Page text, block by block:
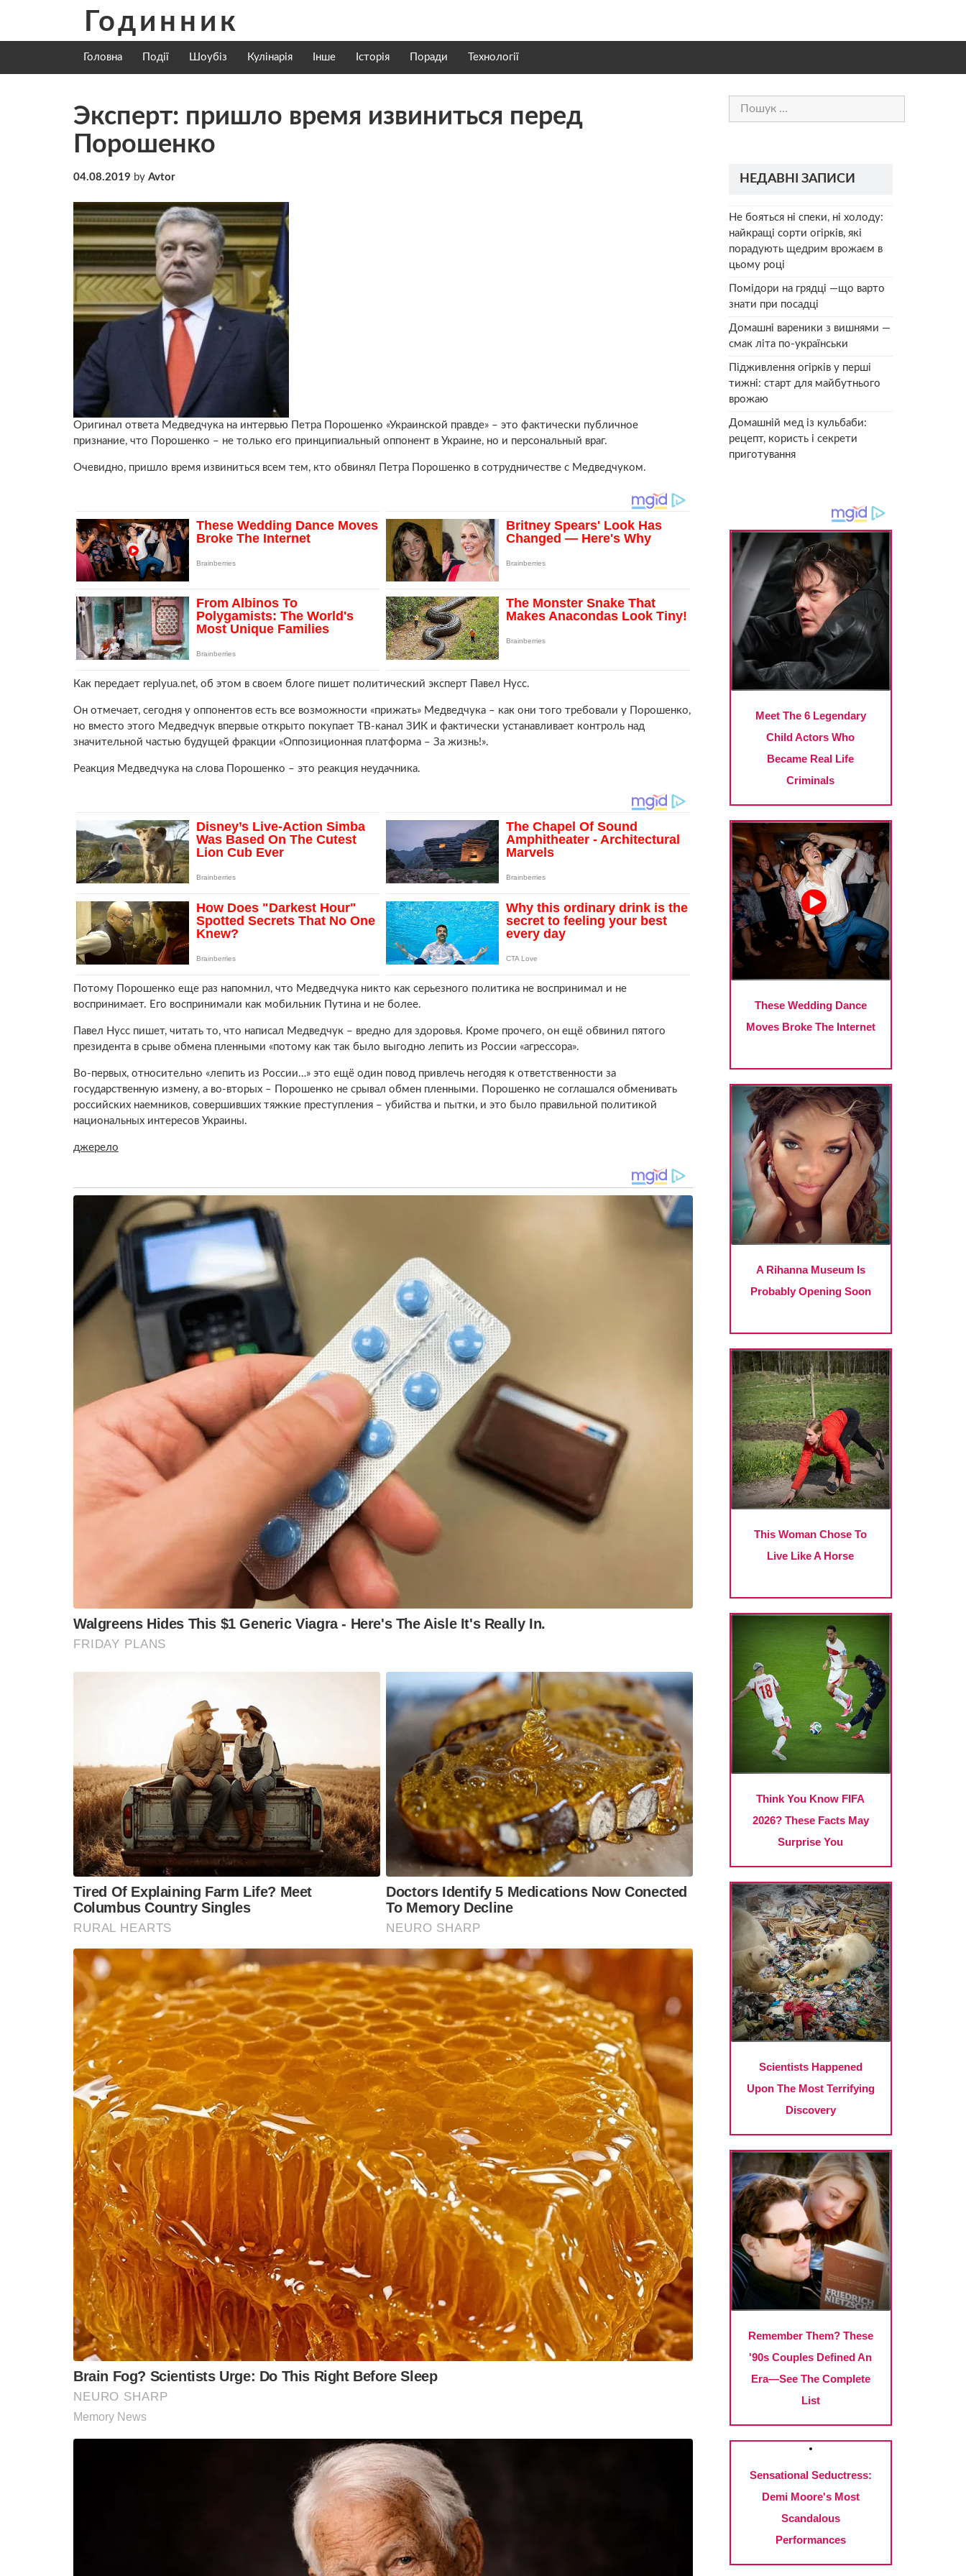
content
Годинник
Головна Події Шоубіз Кулінарія Інше Історія Поради Технології
Эксперт: пришло время извиниться перед
Порошенко
04.08.2019 by Avtor
Оригинал ответа Медведчука на интервью Петра Порошенко «Украинской правде» – это фактически публичное
признание, что Порошенко – не только его принципиальный оппонент в Украине, но и персональный враг.
Очевидно, пришло время извиниться всем тем, кто обвинял Петра Порошенко в сотрудничестве с Медведчуком.
Как передает replyua.net, об этом в своем блоге пишет политический эксперт Павел Нусс.
Он отмечает, сегодня у оппонентов есть все возможности «прижать» Медведчука – как они того требовали у Порошенко,
но вместо этого Медведчук впервые открыто покупает ТВ-канал ЗИК и фактически устанавливает контроль над
значительной частью будущей фракции «Оппозиционная платформа – За жизнь!».
Реакция Медведчука на слова Порошенко – это реакция неудачника.
Потому Порошенко еще раз напомнил, что Медведчука никто как серьезного политика не воспринимал и не
воспринимает. Его воспринимали как мобильник Путина и не более.
Павел Нусс пишет, читать то, что написал Медведчук – вредно для здоровья. Кроме прочего, он ещё обвинил пятого
президента в срыве обмена пленными «потому как так было выгодно лепить из России «агрессора».
Во-первых, относительно «лепить из России…» это ещё один повод привлечь негодяя к ответственности за
государственную измену, а во-вторых – Порошенко не срывал обмен пленными. Порошенко не соглашался обменивать
российских наемников, совершивших тяжкие преступления – убийства и пытки, и это было правильной политикой
национальных интересов Украины.
джерело
Пошук:
НЕДАВНІ ЗАПИСИ
Не бояться ні спеки, ні холоду:
найкращі сорти огірків, які
порадують щедрим врожаєм в
цьому році
Помідори на грядці —що варто
знати при посадці
Домашні вареники з вишнями —
смак літа по-українськи
Підживлення огірків у перші
тижні: старт для майбутнього
врожаю
Домашній мед із кульбаби:
рецепт, користь і секрети
приготування